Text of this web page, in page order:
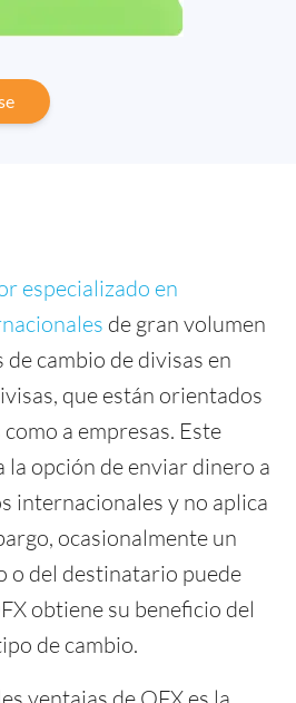
especializado en
de gran volumen
cambio de divisas en
que están orientados
a empresas. Este
opción de enviar dinero a
internacionales y no aplica
ocasionalmente un
o del destinatario puede
obtiene su beneficio del
de cambio.